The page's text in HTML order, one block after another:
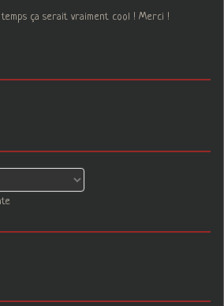
ça serait vraiment cool ! Merci !